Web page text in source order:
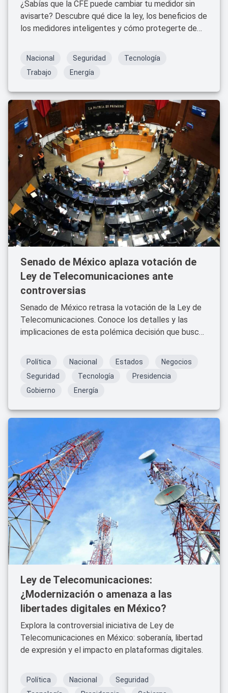
¿Sabías que la CFE puede cambiar tu medidor sin
avisarte? Descubre qué dice la ley, los beneficios de
los medidores inteligentes y cómo protegerte de
Nacional Seguridad
Tecnología
Trabajo
Energía
Senado de México aplaza votación de
Ley de Telecomunicaciones ante
controversias
Senado de México retrasa la votación de la Ley de
Telecomunicaciones. Conoce los detalles y las
implicaciones de esta polémica decisión que busca
Política Nacional Estados
Negocios
Seguridad
Tecnología
Presidencia
Gobierno
Energía
Ley de Telecomunicaciones:
¿Modernización o amenaza a las
libertades digitales en México?
Explora la controversial iniciativa de Ley de
Telecomunicaciones en México: soberanía, libertad
de expresión y el impacto en plataformas digitales.
Política Nacional
Seguridad